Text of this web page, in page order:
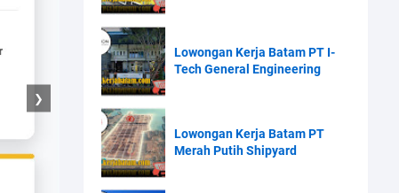
❯
Lowongan Kerja Batam PT I-
Tech General Engineering
Lowongan Kerja Batam PT
Merah Putih Shipyard